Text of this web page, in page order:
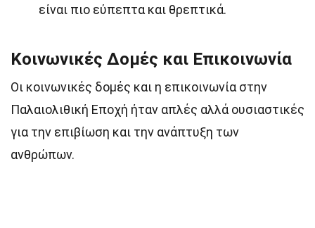
είναι πιο εύπεπτα και θρεπτικά.
Κοινωνικές Δομές και Επικοινωνία
Οι κοινωνικές δομές και η επικοινωνία στην
Παλαιολιθική Εποχή ήταν απλές αλλά ουσιαστικές
για την επιβίωση και την ανάπτυξη των
ανθρώπων.